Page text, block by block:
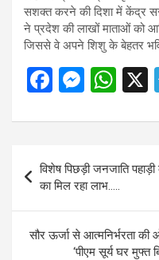
सशक्त करने की दिशा में केंद्र
ने प्रदेश की लाखों माताओं को
जिससे वे अपने शिशु के बेहतर
F
ce
b
o
o
k
M
se
n
g
er
W
at
s
A
p
p
Post
navigation
विशेष पिछड़ी जनजाति
का मिल रहा लाभ…..
सौर ऊर्जा से आत्मनिर्भरता की
‘पीएम सूर्य घर मुफ्त